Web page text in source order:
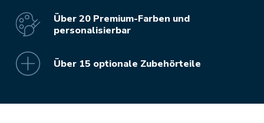
Über 20 Premium-Farben und
personalisierbar
Über 15 optionale Zubehörteile